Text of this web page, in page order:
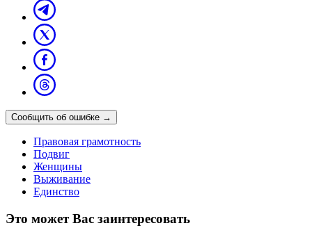
Сообщить об ошибке →
Правовая грамотность
Подвиг
Женщины
Выживание
Единство
Это может Вас заинтересовать